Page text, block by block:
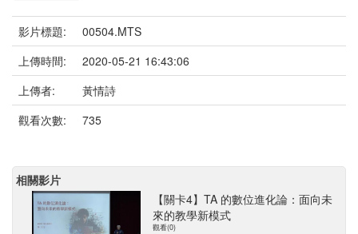
影片標題:
00504.MTS
上傳時間:
2020-05-21 16:43:06
上傳者:
黃情詩
觀看次數:
735
相關影片
【關卡4】TA 的數位進化論：面向未
來的教學新模式
觀看(0)